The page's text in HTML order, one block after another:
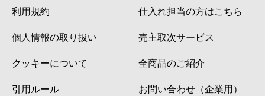
利用規約
個人情報の取り扱い
クッキーについて
引用ルール
仕入れ担当の方はこちら
売主取次サービス
全商品のご紹介
お問い合わせ（企業用）